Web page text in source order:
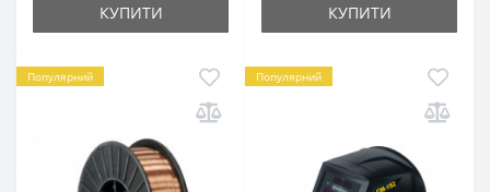
КУПИТИ КУПИТИ
Популярний Популярний